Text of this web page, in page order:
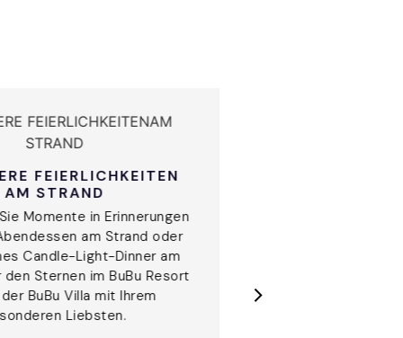
FEIERLICHKEITEN
AM STRAND
Momente in Erinnerungen
am Strand oder
Candle-Light-Dinner am
Sternen im BuBu Resort
BuBu Villa mit Ihrem
Liebsten.